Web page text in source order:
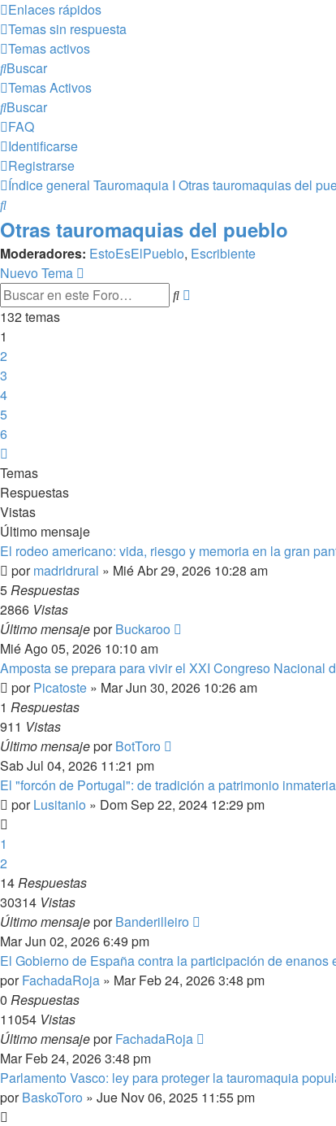
Enlaces rápidos
Temas sin respuesta
Temas activos
Buscar
Temas Activos
Buscar
FAQ
Identificarse
Registrarse
Índice general Tauromaquia I Otras tauromaquias del
Buscar
Otras tauromaquias del pueblo
Moderadores: EstoEsElPueblo, Escribiente
Nuevo Tema
Buscar
132 temas
1
2
3
4
5
6
Temas
Respuestas
Vistas
Último mensaje
El rodeo americano: vida, riesgo y memoria en la gran
pormadridrural » Mié Abr 29, 2026 10:28 am
5Respuestas
2866 Vistas
Último mensajeporBuckaroo
Mié Ago 05, 2026 10:10 am
Amposta se prepara para vivir el XXI Congreso Nacional
porPicatoste » Mar Jun 30, 2026 10:26 am
1 Respuestas
911 Vistas
Último mensajeporBotToro
Sab Jul 04, 2026 11:21 pm
El "forcón de Portugal": de tradición a patrimonio
porLusitanio » Dom Sep 22, 2024 12:29 pm
1
2
14Respuestas
30314 Vistas
Último mensajeporBanderilleiro
Mar Jun 02, 2026 6:49 pm
El Gobierno de España contra la participación de enanos
porFachadaRoja » Mar Feb 24, 2026 3:48 pm
0 Respuestas
11054 Vistas
Último mensajeporFachadaRoja
Mar Feb 24, 2026 3:48 pm
Parlamento Vasco: ley para proteger la tauromaquia
porBaskoToro » Jue Nov 06, 2025 11:55 pm